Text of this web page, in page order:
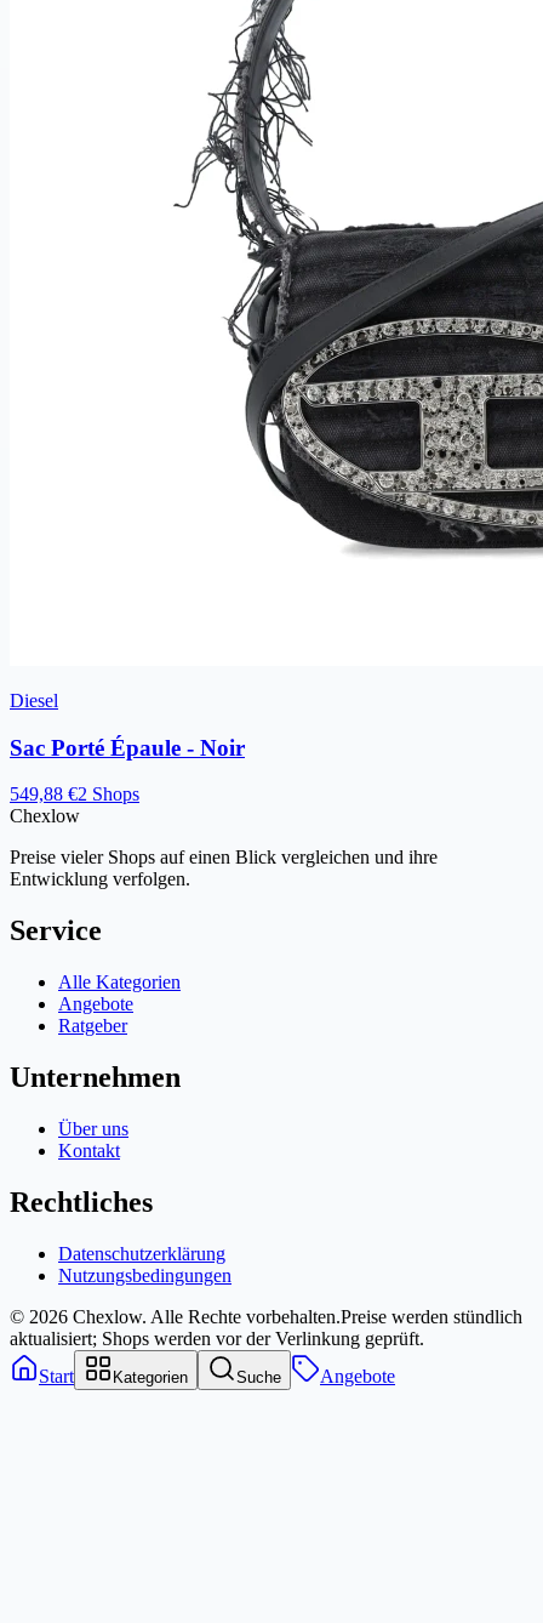
Diesel
Sac Porté Épaule - Noir
549,88 €2 Shops
Chexlow
Preise vieler Shops auf einen Blick vergleichen und ihre
Entwicklung verfolgen.
Service
Alle Kategorien
Angebote
Ratgeber
Unternehmen
Über uns
Kontakt
Rechtliches
Datenschutzerklärung
Nutzungsbedingungen
© 2026 Chexlow. Alle Rechte vorbehalten.Preise werden stündlich
aktualisiert; Shops werden vor der Verlinkung geprüft.
Start
Kategorien Suche Angebote